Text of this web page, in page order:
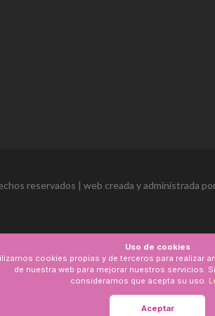
reservados | web creada y administrada
Uso de cookies
cookies propias y de terceros para realizar
de nuestra web para mejorar nuestros servicios.
consideramos que acepta su uso.
Aceptar